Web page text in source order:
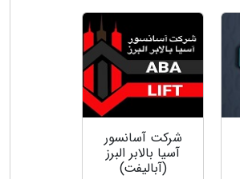
شرکت آسانسور
آسیا بالابر البرز
(آبالیفت)